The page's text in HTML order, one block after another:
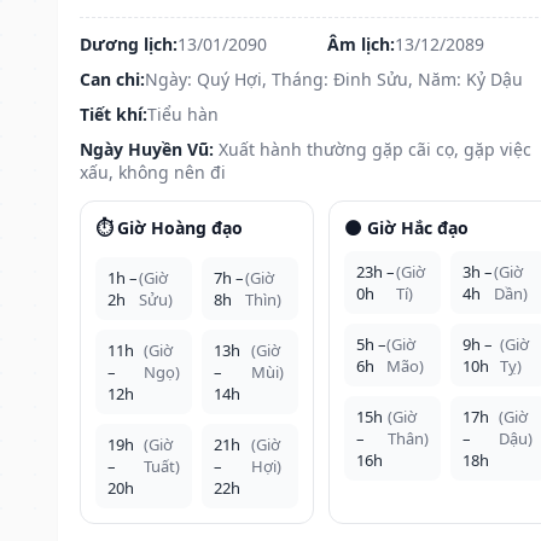
Dương lịch:13/01/2090 Âm lịch:13/12/2089
Can chi:Ngày: Quý Hợi, Tháng: Đinh Sửu, Năm: Kỷ Dậu
Tiết khí:Tiểu hàn
Ngày Huyền Vũ: Xuất hành thường gặp cãi cọ, gặp việc
xấu, không nên đi
⏱️ Giờ Hoàng đạo
1h –
2h
(Giờ
Sửu)
7h –
8h
(Giờ
Thìn)
11h
–
12h
(Giờ
Ngọ)
13h
–
14h
(Giờ
Mùi)
19h
–
20h
(Giờ
Tuất)
21h
–
22h
(Giờ
Hợi)
🌑 Giờ Hắc đạo
23h –
0h
(Giờ
Tí)
3h –
4h
(Giờ
Dần)
5h –
6h
(Giờ
Mão)
9h –
10h
(Giờ
Tỵ)
15h
–
16h
(Giờ
Thân)
17h
–
18h
(Giờ
Dậu)